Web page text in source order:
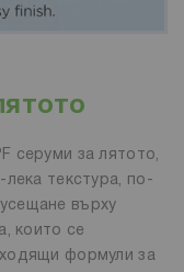
серуми за лятото,
текстура, по-
върху
които се
формули за